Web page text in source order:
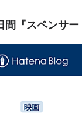
間『スペンサ